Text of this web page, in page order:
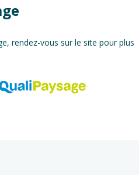
rendez-vous sur le site pour plus